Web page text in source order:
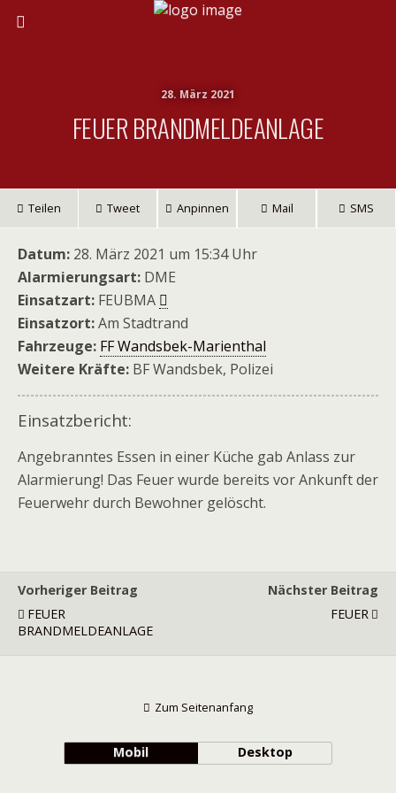
28. März 2021
FEUER BRANDMELDEANLAGE
Teilen Tweet Anpinnen Mail SMS
Datum: 28. März 2021 um 15:34 Uhr
Alarmierungsart: DME
Einsatzart: FEUBMA
Einsatzort:Am Stadtrand
Fahrzeuge: FF Wandsbek-Marienthal
Weitere Kräfte: BF Wandsbek, Polizei
Einsatzbericht:
Angebranntes Essen in einer Küche gab Anlass zur
Alarmierung! Das Feuer wurde bereits vor Ankunft der
Feuerwehr durch Bewohner gelöscht.
Vorheriger Beitrag
FEUER
BRANDMELDEANLAGE
Nächster Beitrag
FEUER
Zum Seitenanfang
Mobil Desktop